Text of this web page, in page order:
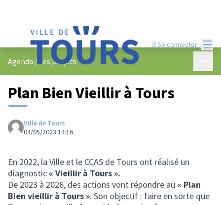
Se connecter
Agenda /Les projets
Plan Bien Vieillir à Tours
Ville de Tours
04/05/2023 14:16
En 2022, la Ville et le CCAS de Tours ont réalisé un
diagnostic « Vieillir à Tours ».
De 2023 à 2026, des actions vont répondre au « Plan
Bien vieillir à Tours ». Son objectif : faire en sorte que